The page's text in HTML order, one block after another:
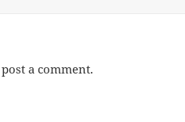
a comment.